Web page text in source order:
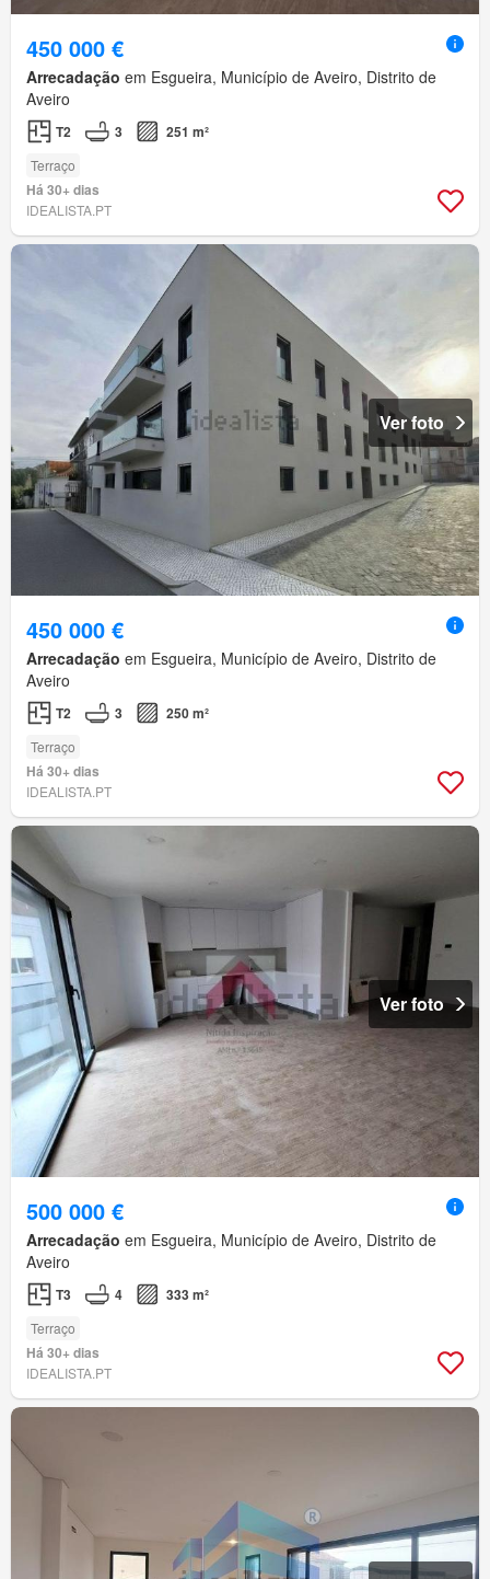
450 000 €
Arrecadação em Esgueira, Município de Aveiro, Distrito de
Aveiro
T2 3 251 m²
Terraço
Há 30+ dias
IDEALISTA.PT
Ver foto
450 000 €
Arrecadação em Esgueira, Município de Aveiro, Distrito de
Aveiro
T2 3 250 m²
Terraço
Há 30+ dias
IDEALISTA.PT
Ver foto
500 000 €
Arrecadação em Esgueira, Município de Aveiro, Distrito de
Aveiro
T3 4 333 m²
Terraço
Há 30+ dias
IDEALISTA.PT